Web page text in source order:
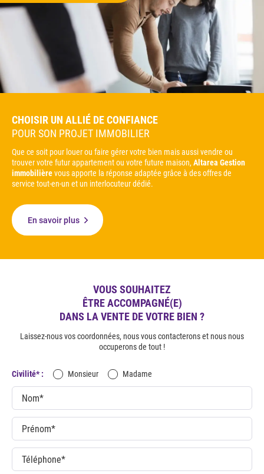
CHOISIR UN ALLIÉ DE CONFIANCE
POUR SON PROJET IMMOBILIER
Que ce soit pour louer ou faire gérer votre bien mais aussi vendre ou
trouver votre futur appartement ou votre future maison, Altarea Gestion
immobilièrevous apporte la réponse adaptée grâce à des offres de
service tout-en-un et un interlocuteur dédié.
En savoir plus
VOUS SOUHAITEZ
ÊTRE ACCOMPAGNÉ(E)
DANS LA VENTE DE VOTRE BIEN ?
Laissez-nous vos coordonnées, nous vous contacterons et nous nous
occuperons de tout !
Civilité* : Monsieur Madame